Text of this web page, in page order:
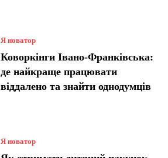
Я новатор
Коворкінги Івано-Франківська:
де найкраще працювати
віддалено та знайти однодумців
Я новатор